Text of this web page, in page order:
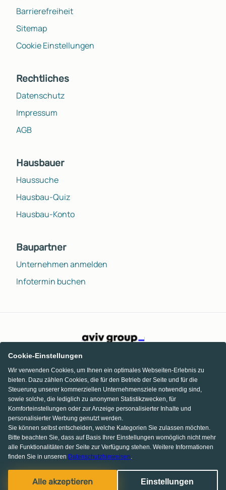
Barrierefreiheit
Sitemap
Cookie Einstellungen
Rechtliches
Datenschutz
Impressum
AGB
Hausbauer
Haussuche
Hausbau-Quiz
Hausbau-Konto
Baupartner
Unternehmen anmelden
Infotermin buchen
Facebook
Pinterest
Instagram
Cookie-Einstellungen
Wir verwenden Cookies, um Ihnen ein optimales Webseiten-Erlebnis zu
bieten. Dazu zählen Cookies, die für den Betrieb der Seite und für die
Steuerung unserer kommerziellen Unternehmensziele notwendig sind,
sowie solche, die lediglich zu anonymen Statistikzwecken, für
Komforteinstellungen oder zur Anzeige personalisierter Inhalte und
personalisierter Werbung genutzt werden.
Sie können selbst entscheiden, welche Kategorien Sie zulassen möchten.
Bitte beachten Sie, dass auf Basis Ihrer Einstellungen womöglich nicht mehr
alle Funktionalitäten der Seite zur Verfügung stehen. Weitere Informationen
finden Sie in unseren Datenschutzhinweisen.
Alle akzeptieren Einstellungen